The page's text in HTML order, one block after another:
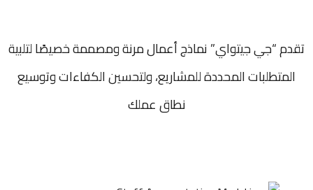
“جي جيتواي” نماذج أعمال مرنة ومصممة خصيصًا لتلبية
المحددة للمشاريع، ولتحسين الكفاءات وتوسيع
نطاق عملك